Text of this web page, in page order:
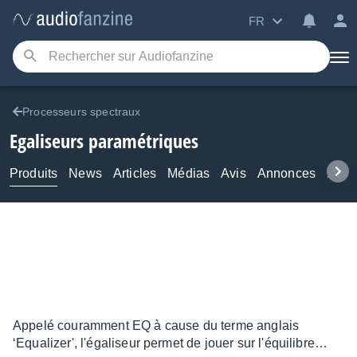
FR
Processeurs spectraux
Egaliseurs paramétriques
Produits News Articles Médias Avis Annonces
Appelé couramment EQ à cause du terme anglais
‘Equalizer', l'égaliseur permet de jouer sur l'équilibre